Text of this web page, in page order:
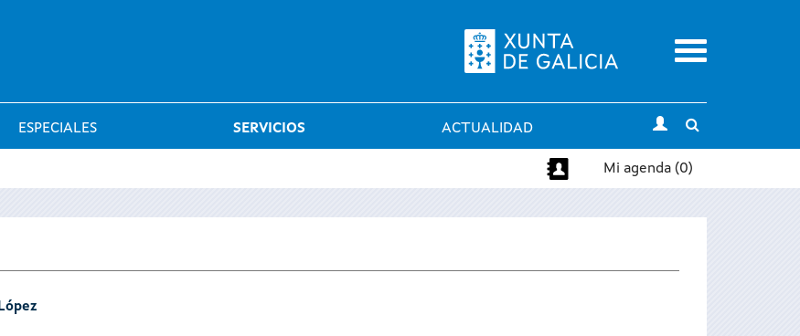
Menu
ESPECIALES SERVICIOS ACTUALIDAD
search
Mi agenda (0)